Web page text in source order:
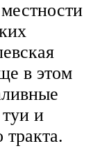
в этом
и
тракта.